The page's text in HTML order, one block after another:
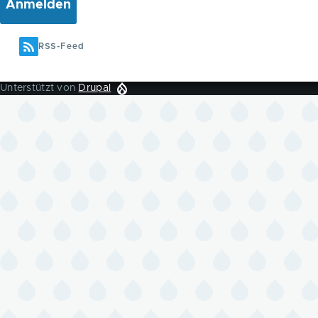
RSS-Feed
Unterstützt von Drupal